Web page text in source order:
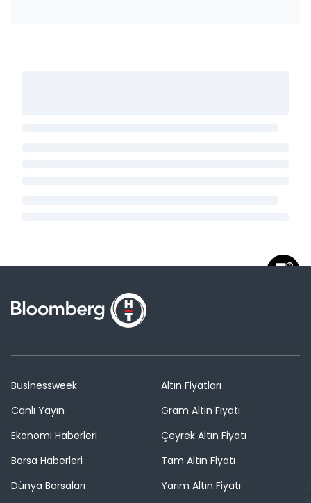
Businessweek
Canlı Yayın
Ekonomi Haberleri
Borsa Haberleri
Dünya Borsaları
Altın Fiyatları
Gram Altın Fiyatı
Çeyrek Altın Fiyatı
Tam Altın Fiyatı
Yarım Altın Fiyatı